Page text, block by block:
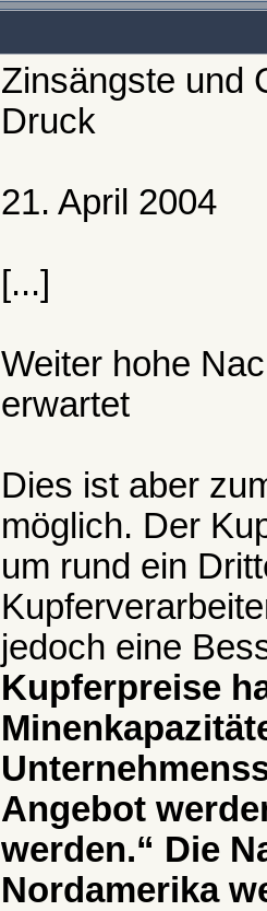
Zinsängste und
Druck
21. April 2004
[...]
Weiter hohe
erwartet
Dies ist aber
möglich. Der
um rund ein
jedoch eine
Kupferpreise
Angebot
werden.“ Die
Nordamerika